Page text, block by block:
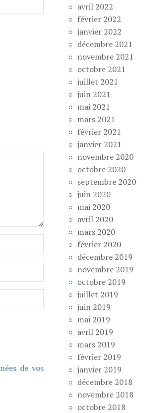
de vos
avril 2022
février 2022
janvier 2022
décembre 2021
novembre 2021
octobre 2021
juillet 2021
juin 2021
mai 2021
mars 2021
février 2021
janvier 2021
novembre 2020
octobre 2020
septembre 2020
juin 2020
mai 2020
avril 2020
mars 2020
février 2020
décembre 2019
novembre 2019
octobre 2019
juillet 2019
juin 2019
mai 2019
avril 2019
mars 2019
février 2019
janvier 2019
décembre 2018
novembre 2018
octobre 2018